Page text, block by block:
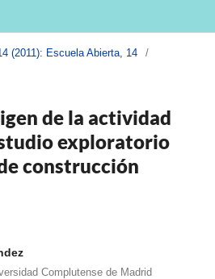
(2011): Escuela Abierta, 14
/
de la actividad
exploratorio
construcción
Complutense de Madrid